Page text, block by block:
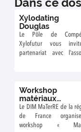
Xylodating
Douglas
Le Pôle de
Xylofutur vous
partenariat avec
2026 à Limoges, sur le
de l’innovation.
Workshop
matériaux
biosourcés
Le DIM MaTerRE de la
de France
workshop «